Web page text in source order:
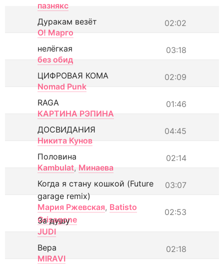
пазнякс
02:02
Дуракам везёт
О! Марго
03:18
нелёгкая
без обид
02:09
ЦИФРОВАЯ КОМА
Nomad Punk
01:46
RAGA
КАРТИНА РЭПИНА
04:45
ДОСВИДАНИЯ
Никита Кунов
02:14
Половина
Kambulat, Минаева
03:07
Когда я стану кошкой (Future
garage remix)
Мария Ржевская, Batisto
Grisagone
02:53
За душу
JUDI
02:18
Вера
MIRAVI